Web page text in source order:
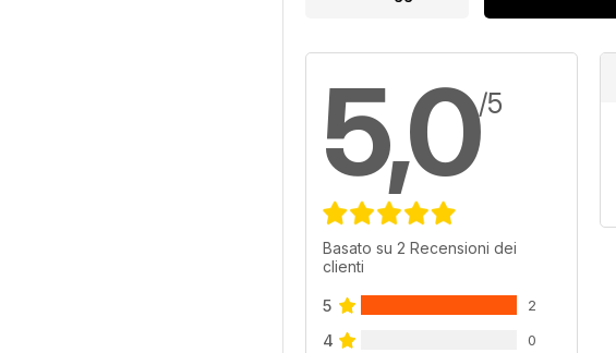
5,0/5
Basato su 2 Recensioni dei
clienti
5 2
4 0